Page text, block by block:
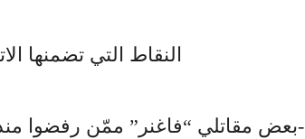
النقاط التي تضمنها
1-بعض مقاتلي “فاغنر” ممّن رفضوا منذ